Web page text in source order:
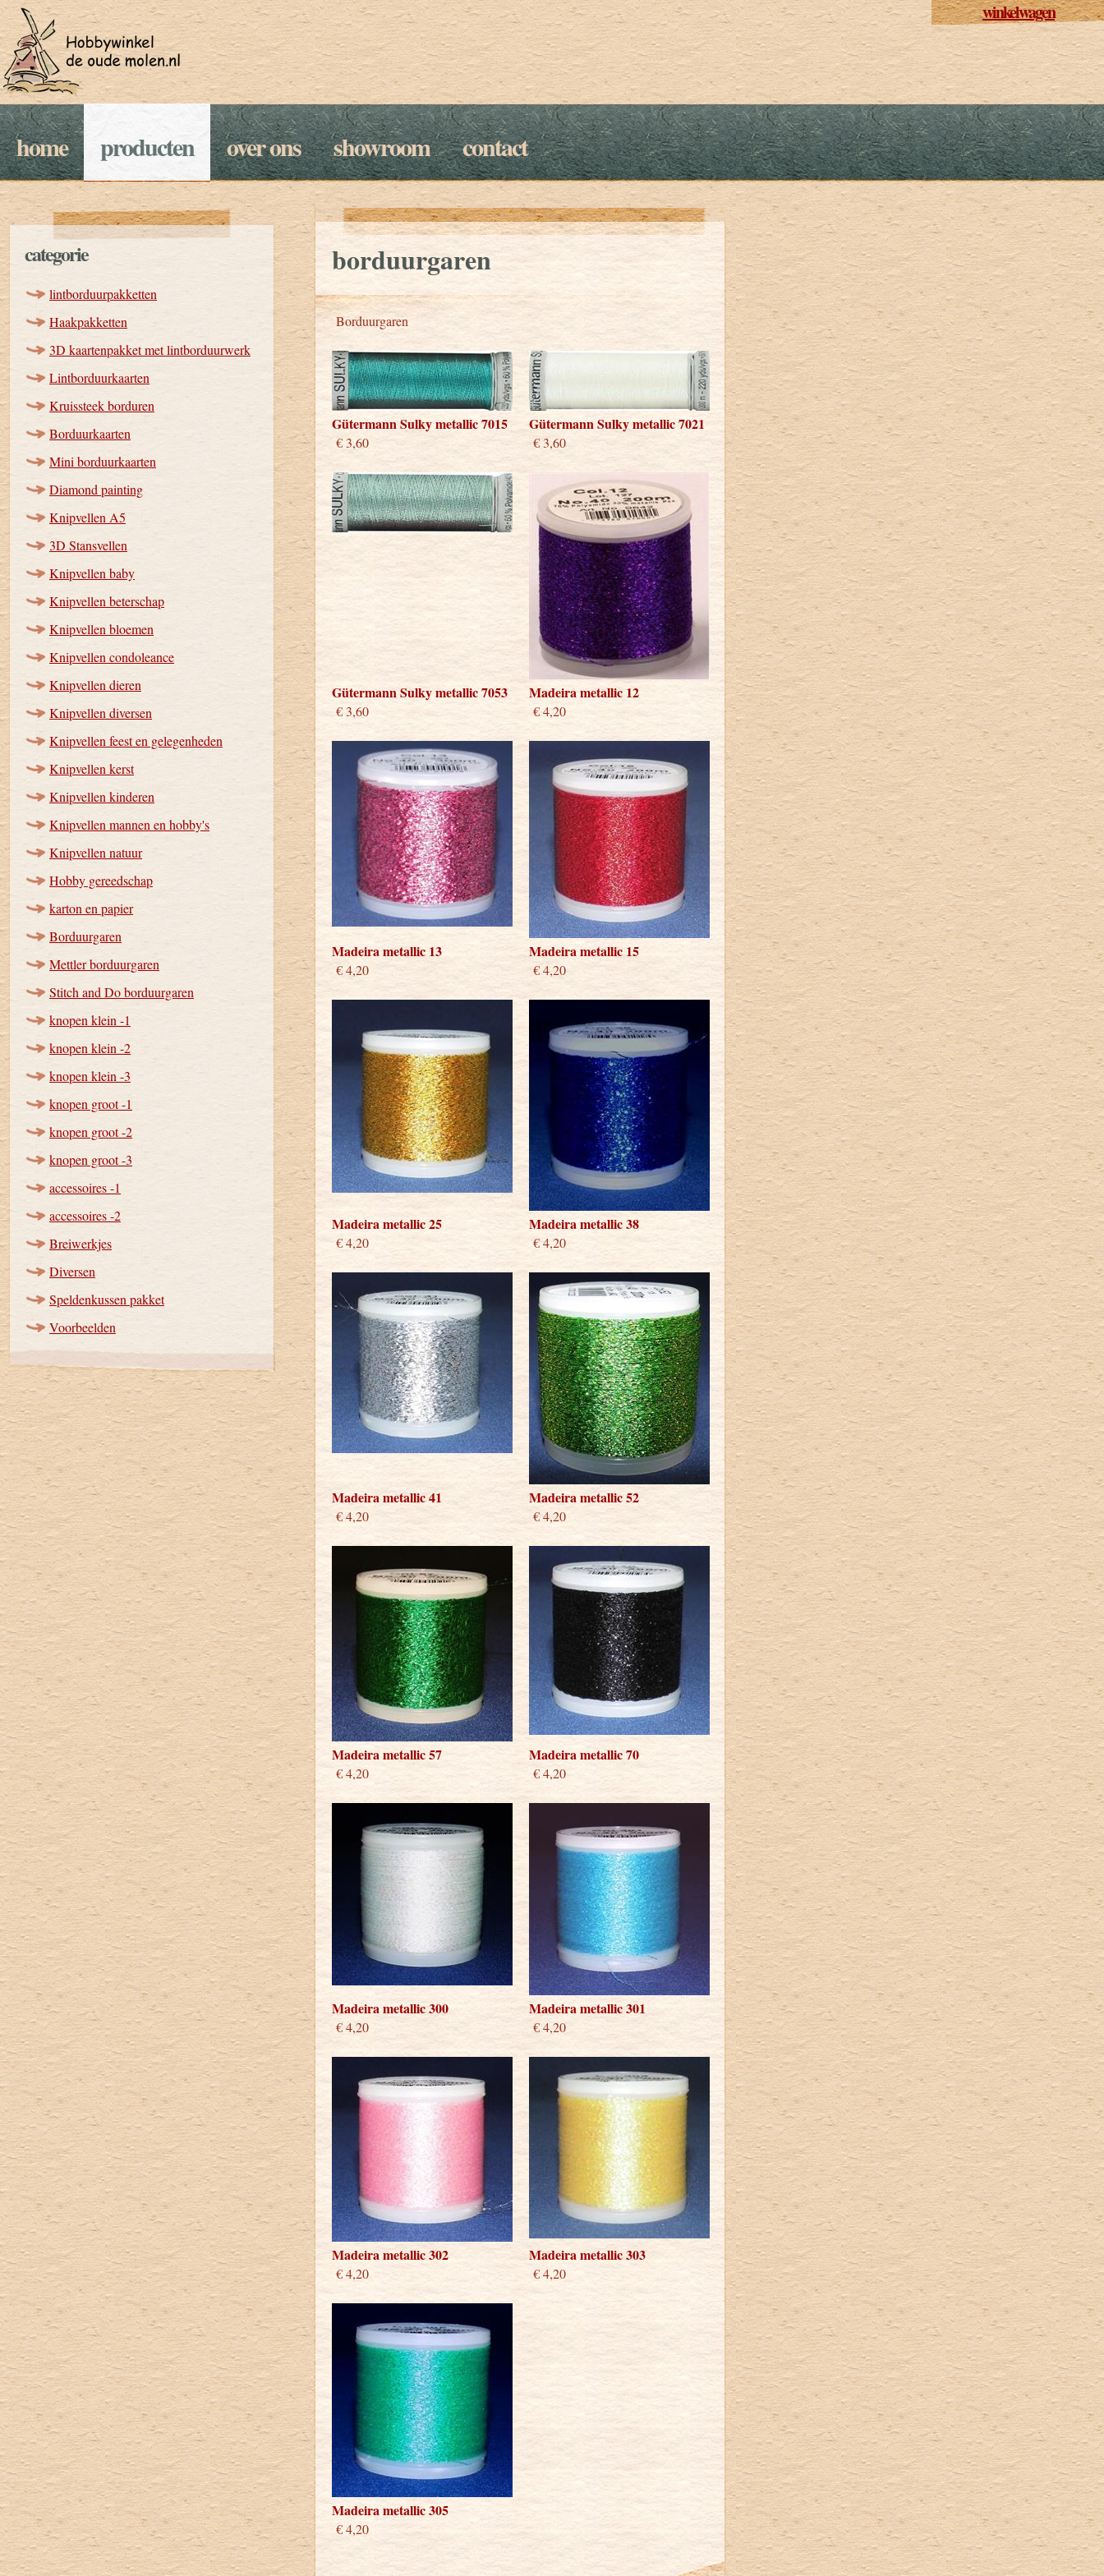
winkelwagen
home producten over ons showroom contact
categorie
lintborduurpakketten
Haakpakketten
3D kaartenpakket met lintborduurwerk
Lintborduurkaarten
Kruissteek borduren
Borduurkaarten
Mini borduurkaarten
Diamond painting
Knipvellen A5
3D Stansvellen
Knipvellen baby
Knipvellen beterschap
Knipvellen bloemen
Knipvellen condoleance
Knipvellen dieren
Knipvellen diversen
Knipvellen feest en gelegenheden
Knipvellen kerst
Knipvellen kinderen
Knipvellen mannen en hobby's
Knipvellen natuur
Hobby gereedschap
karton en papier
Borduurgaren
Mettler borduurgaren
Stitch and Do borduurgaren
knopen klein -1
knopen klein -2
knopen klein -3
knopen groot -1
knopen groot -2
knopen groot -3
accessoires -1
accessoires -2
Breiwerkjes
Diversen
Speldenkussen pakket
Voorbeelden
borduurgaren
Borduurgaren
Gütermann Sulky metallic 7015
€ 3,60
Gütermann Sulky metallic 7021
€ 3,60
Gütermann Sulky metallic 7053
€ 3,60
Madeira metallic 12
€ 4,20
Madeira metallic 13
€ 4,20
Madeira metallic 15
€ 4,20
Madeira metallic 25
€ 4,20
Madeira metallic 38
€ 4,20
Madeira metallic 41
€ 4,20
Madeira metallic 52
€ 4,20
Madeira metallic 57
€ 4,20
Madeira metallic 70
€ 4,20
Madeira metallic 300
€ 4,20
Madeira metallic 301
€ 4,20
Madeira metallic 302
€ 4,20
Madeira metallic 303
€ 4,20
Madeira metallic 305
€ 4,20